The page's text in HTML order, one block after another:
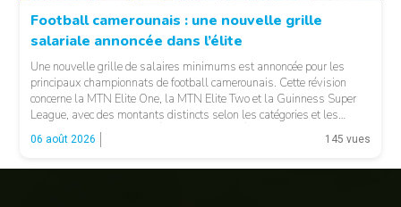
Football camerounais : une nouvelle grille
salariale annoncée dans l’élite
Une nouvelle grille de salaires minimums est annoncée pour les
principaux championnats de football camerounais. Cette révision
concerne la MTN Elite One, la MTN Elite Two et la Guinness Super
League, avec des montants distincts selon les catégories et les
fonctions. LA SUITE APRÈS LA PUBLICITÉ Selon les informations
relayées par Allez Les Lions, […]
06 août 2026 145 vues